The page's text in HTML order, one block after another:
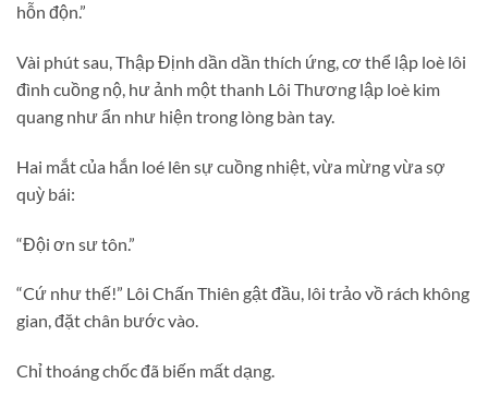
hỗn độn.”
Vài phút sau, Thập Định dần dần thích ứng, cơ thể lập loè lôi
đình cuồng nộ, hư ảnh một thanh Lôi Thương lập loè kim
quang như ẩn như hiện trong lòng bàn tay.
Hai mắt của hắn loé lên sự cuồng nhiệt, vừa mừng vừa sợ
quỳ bái:
“Đội ơn sư tôn.”
“Cứ như thế!” Lôi Chấn Thiên gật đầu, lôi trảo vồ rách không
gian, đặt chân bước vào.
Chỉ thoáng chốc đã biến mất dạng.